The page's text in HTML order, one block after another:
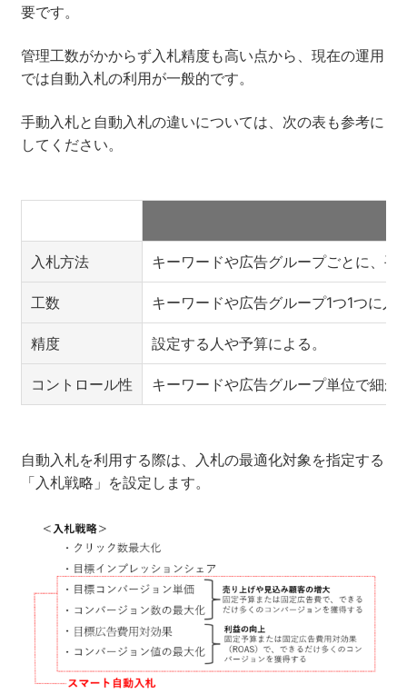
要です。
管理工数がかからず入札精度も高い点から、現在の運用
では自動入札の利用が一般的です。
手動入札と自動入札の違いについては、次の表も参考に
してください。
入札方法 キーワードや広告グループごとに、手
工数 キーワードや広告グループ1つ1つに
精度 設定する人や予算による。
コントロール性 キーワードや広告グループ単位で細か
自動入札を利用する際は、入札の最適化対象を指定する
「入札戦略」を設定します。